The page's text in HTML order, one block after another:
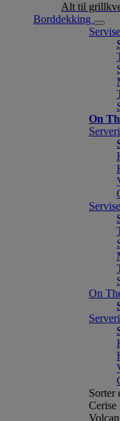
Alt til
Borddekking
On
On
Sorter
Cerise